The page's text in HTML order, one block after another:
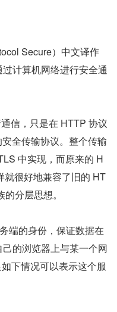
Secure）中文译作
计算机网络进行安全通
信，只是在 HTTP 协议
全传输协议。整个传输
中实现，而原来的 H
就很好地兼容了旧的 HT
分层思想。
端的身份，保证数据在
的浏览器上与某一个网
下情况可以表示这个服